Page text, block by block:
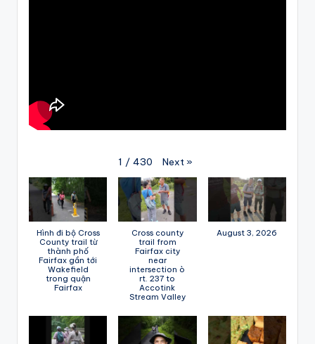
1 / 430 Next »
Hình đi bộ Cross
County trail từ
thành phố
Fairfax gần tới
Wakefield
trong quận
Fairfax
Cross county
trail from
Fairfax city
near
intersection ò
rt. 237 to
Accotink
Stream Valley
August 3, 2026